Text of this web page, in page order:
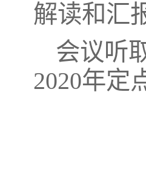
解读和汇
会议听
2020年定